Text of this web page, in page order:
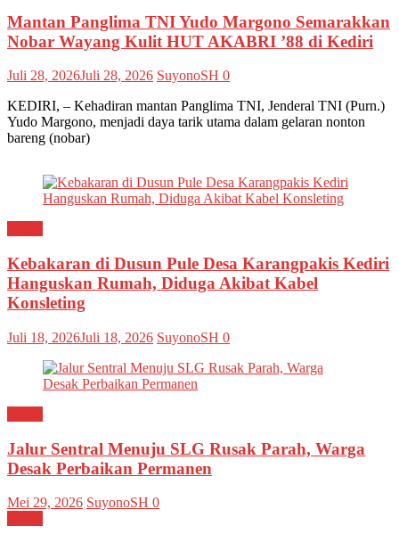
Mantan Panglima TNI Yudo Margono Semarakkan
Nobar Wayang Kulit HUT AKABRI ’88 di Kediri
Juli 28, 2026Juli 28, 2026 SuyonoSH 0
KEDIRI, – Kehadiran mantan Panglima TNI, Jenderal TNI (Purn.)
Yudo Margono, menjadi daya tarik utama dalam gelaran nonton
bareng (nobar)
Kebakaran di Dusun Pule Desa Karangpakis Kediri
Hanguskan Rumah, Diduga Akibat Kabel
Konsleting
Juli 18, 2026Juli 18, 2026 SuyonoSH 0
Jalur Sentral Menuju SLG Rusak Parah, Warga
Desak Perbaikan Permanen
Mei 29, 2026 SuyonoSH 0